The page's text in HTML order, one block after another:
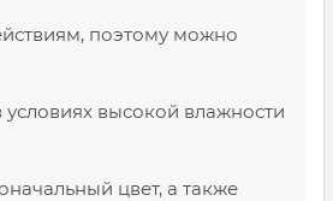
поэтому можно
высокой влажности
цвет, а также